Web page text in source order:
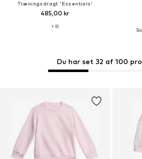
Træningsdragt 'Essentials'
485,00 kr
Du har set 32 af 100